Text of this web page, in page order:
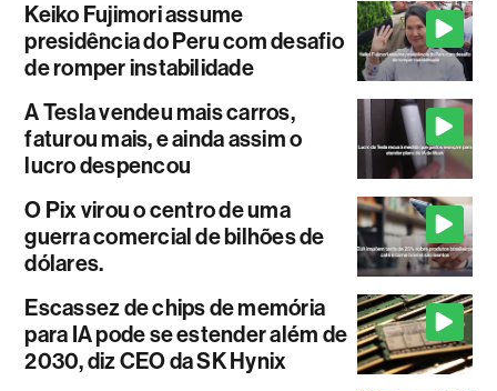
Keiko Fujimori assume
presidência do Peru com desafio
de romper instabilidade
A Tesla vendeu mais carros,
faturou mais, e ainda assim o
lucro despencou
O Pix virou o centro de uma
guerra comercial de bilhões de
dólares.
Escassez de chips de memória
para IA pode se estender além de
2030, diz CEO da SK Hynix